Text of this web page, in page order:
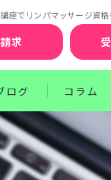
座でリンパマッサージ資
求
ログ
らせ
ポイントレッスン
コラム
セラピスト賠償
講師紹介